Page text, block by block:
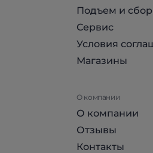
Подъем и
Сервис
Условия
Магазины
О компании
О компании
Отзывы
Контакты